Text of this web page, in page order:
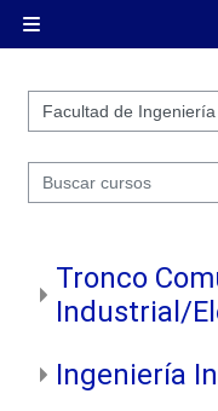
Categorías
Tronco
Industrial/
Ingeniería